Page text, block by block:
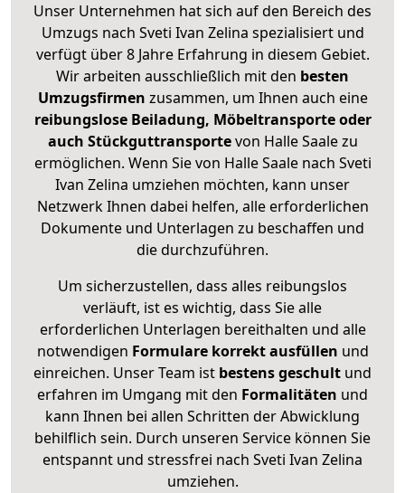
Unser Unternehmen hat sich auf den Bereich des
Umzugs nach Sveti Ivan Zelina spezialisiert und
verfügt über 8 Jahre Erfahrung in diesem Gebiet.
Wir arbeiten ausschließlich mit den besten
Umzugsfirmen zusammen, um Ihnen auch eine
reibungslose Beiladung, Möbeltransporte oder
auch Stückguttransportevon Halle Saale zu
ermöglichen. Wenn Sie von Halle Saale nach Sveti
Ivan Zelina umziehen möchten, kann unser
Netzwerk Ihnen dabei helfen, alle erforderlichen
Dokumente und Unterlagen zu beschaffen und
die durchzuführen.
Um sicherzustellen, dass alles reibungslos
verläuft, ist es wichtig, dass Sie alle
erforderlichen Unterlagen bereithalten und alle
notwendigen Formulare korrekt ausfüllen und
einreichen. Unser Team ist bestens geschult und
erfahren im Umgang mit den Formalitäten und
kann Ihnen bei allen Schritten der Abwicklung
behilflich sein. Durch unseren Service können Sie
entspannt und stressfrei nach Sveti Ivan Zelina
umziehen.